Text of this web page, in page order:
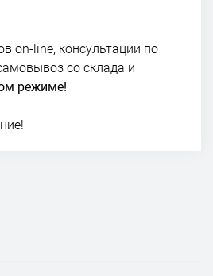
on-line, консультации по
со склада и
режиме!